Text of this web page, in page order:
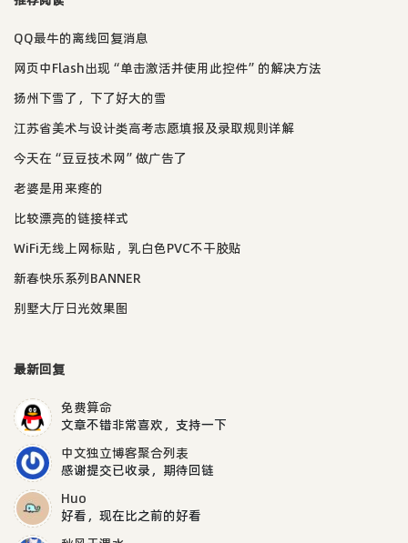
QQ最牛的离线回复消息
网页中Flash出现“单击激活并使用此控件”的解决方法
扬州下雪了，下了好大的雪
江苏省美术与设计类高考志愿填报及录取规则详解
今天在“豆豆技术网”做广告了
老婆是用来疼的
比较漂亮的链接样式
WiFi无线上网标贴，乳白色PVC不干胶贴
新春快乐系列BANNER
别墅大厅日光效果图
最新回复
免费算命
文章不错非常喜欢，支持一下
中文独立博客聚合列表
感谢提交已收录，期待回链
Huo
好看，现在比之前的好看